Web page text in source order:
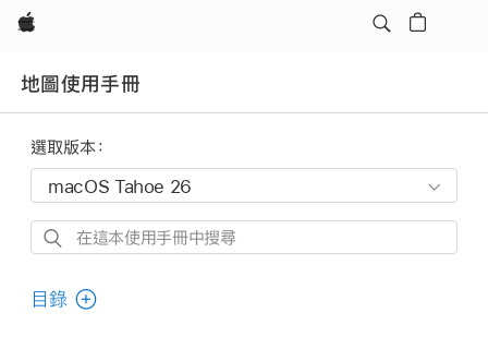
Apple
地圖使用手冊
選取版本：
在
本
目錄